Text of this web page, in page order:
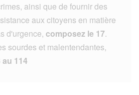
ainsi que de fournir des
aux citoyens en matière
d'urgence, composez le 17.
sourdes et malentendantes,
114